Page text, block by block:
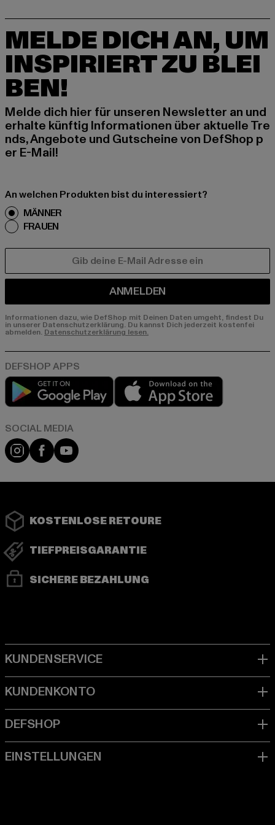
MELDE DICH AN, UM
INSPIRIERT ZU BLEI
BEN!
Melde dich hier für unseren Newsletter an und
erhalte künftig Informationen über aktuelle Tre
nds, Angebote und Gutscheine von DefShop p
er E-Mail!
An welchen Produkten bist du interessiert?
MÄNNER
FRAUEN
ANMELDEN
Informationen dazu, wie DefShop mit Deinen Daten umgeht, findest Du
in unserer Datenschutzerklärung. Du kannst Dich jederzeit kostenfei
abmelden. Datenschutzerklärung lesen.
Play market
Instagram
FacebookYouTube
KOSTENLOSE RETOURE
TIEFPREISGARANTIE
SICHERE BEZAHLUNG